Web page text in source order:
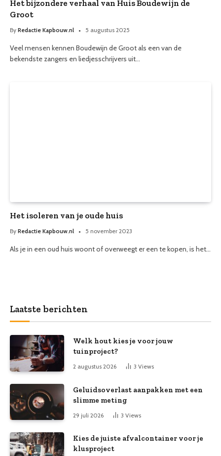
Het bijzondere verhaal van Huis Boudewijn de
Groot
By Redactie Kapbouw.nl 5 augustus 2025
Veel mensen kennen Boudewijn de Groot als een van de
bekendste zangers en liedjesschrijvers uit…
Het isoleren van je oude huis
By Redactie Kapbouw.nl 5 november 2023
Als je in een oud huis woont of overweegt er een te kopen, is het…
Laatste berichten
Welk hout kies je voor jouw
tuinproject?
2 augustus 2026 3 Views
Geluidsoverlast aanpakken met een
slimme meting
29 juli 2026 3 Views
Kies de juiste afvalcontainer voor je
klusproject